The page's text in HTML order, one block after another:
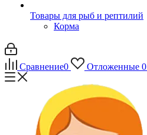
Товары для рыб и рептилий
Корма
Сравнение0 Отложенные 0